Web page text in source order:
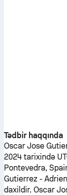
Tədbir haqqında
Oscar Jose
2024 tarixində
Pontevedra,
Gutierrez-
daxildir. Oscar